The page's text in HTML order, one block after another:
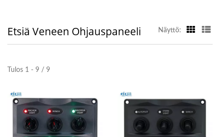
Etsiä Veneen Ohjauspaneeli Näyttö:
Tulos 1 - 9 / 9